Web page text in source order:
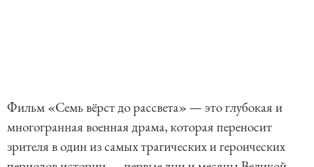
Фильм «Семь вёрст до рассвета» — это глубокая и
многогранная военная драма, которая переносит
зрителя в один из самых трагических и героических